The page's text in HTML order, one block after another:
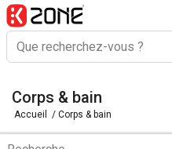
Corps & bain
Accueil / Corps & bain